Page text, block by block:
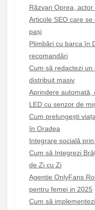
Răzvan Oprea,
Articole SEO care
pași
Plimbări cu barca în
recomandări
Cum să redactezi
distribuit masiv
Aprindere automată,
LED cu senzor de
Cum prelungești
în Oradea
Integrare socială
Cum să Integrezi
de Zi cu Zi
Agentie OnlyFans
pentru femei in 2025
Cum să